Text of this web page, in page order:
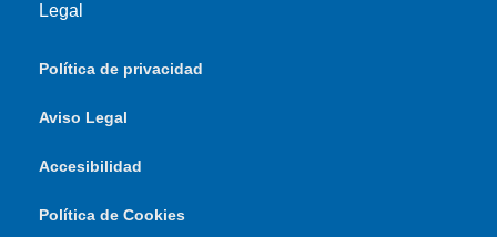
Legal
Política de privacidad
Aviso Legal
Accesibilidad
Política de Cookies